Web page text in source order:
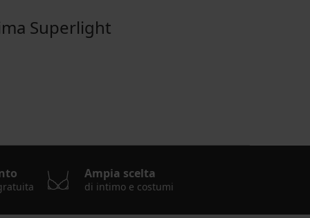
Superlight
Ampia scelta
di intimo e costumi